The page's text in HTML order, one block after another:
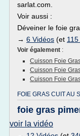
sarlat.com.
Voir aussi :
Déveiner le foie
→ 6 Vidéos (et
Voir également :
Cuisson Foie
Cuisson Foie
Cuisson Foie
FOIE GRAS CUIT AU
foie gras
voir la vidéo